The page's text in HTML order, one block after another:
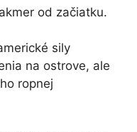
od začiatku.
sily
na ostrove, ale
ropnej